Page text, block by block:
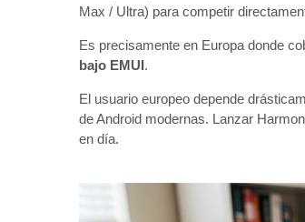
Max / Ultra) para competir
Es precisamente en Europa donde
bajo EMUI.
El usuario europeo depende
de Android modernas. Lanzar
en día.